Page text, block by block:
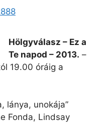
Hölgyválasz – Ez a
Te napod – 2013. –
19.00 óráig a
lánya, unokája”
Fonda, Lindsay